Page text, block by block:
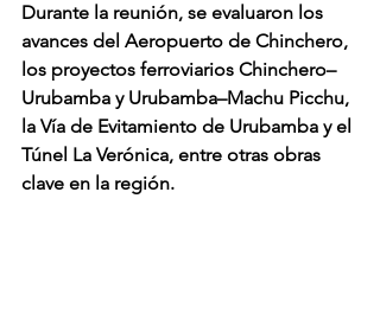
Durante la reunión, se evaluaron los
avances del Aeropuerto de Chinchero,
los proyectos ferroviarios Chinchero–
Urubamba y Urubamba–Machu Picchu,
la Vía de Evitamiento de Urubamba y el
Túnel La Verónica, entre otras obras
clave en la región.